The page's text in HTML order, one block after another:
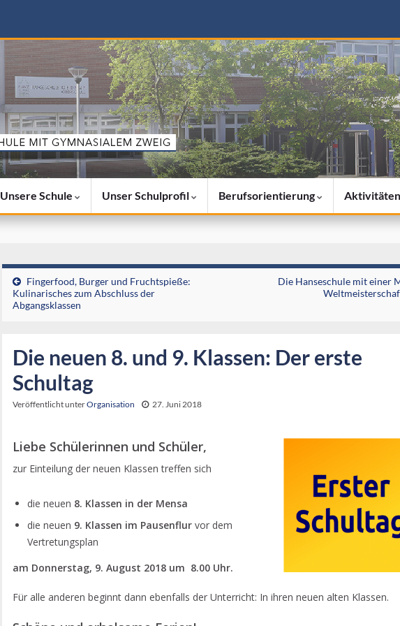
Unsere Schule Unser Schulprofil Berufsorientierung Aktivitäten
Fingerfood, Burger und Fruchtspieße:
Kulinarisches zum Abschluss der
Abgangsklassen
Die Hanseschule mit einer
Die neuen 8. und 9. Klassen: Der erste
Schultag
Veröffentlicht unterOrganisation 27. Juni 2018
Liebe Schülerinnen und Schüler,
zur Einteilung der neuen Klassen treffen sich
die neuen 8. Klassen in der Mensa
die neuen 9. Klassen im Pausenflur vor dem
Vertretungsplan
am Donnerstag, 9. August 2018 um 8.00 Uhr.
Für alle anderen beginnt dann ebenfalls der Unterricht: In ihren neuen alten Klassen.